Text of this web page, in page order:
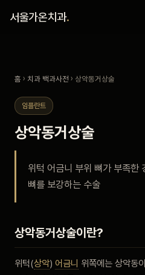
서울가온치과.
진료 안내
안내
홈 › 치과 백과사전 › 상악동거상술
임플란트
상악동거상술
위턱 어금니 부위 뼈가 부족한
뼈를 보강하는 수술
상악동거상술이란?
위턱(상악) 어금니 위쪽에는 상악동